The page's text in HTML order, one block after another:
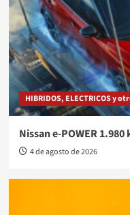
HIBRIDOS, ELECTRICOS y
Nissan e-POWER
4 de agosto de 2026